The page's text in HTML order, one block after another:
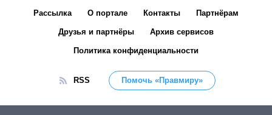
Рассылка О портале Контакты Партнёрам
Друзья и партнёры Архив сервисов
Политика конфиденциальности
RSS Помочь «Правмиру»